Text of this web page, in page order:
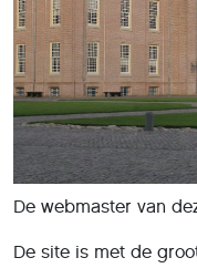
De webmaster van
De site is met de